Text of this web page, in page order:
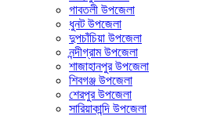
গাবতলী উপজেলা
ধুনট উপজেলা
দুপচাঁচিয়া উপজেলা
নন্দীগ্রাম উপজেলা
শাজাহানপুর উপজেলা
শিবগঞ্জ উপজেলা
শেরপুর উপজেলা
সারিয়াকান্দি উপজেলা